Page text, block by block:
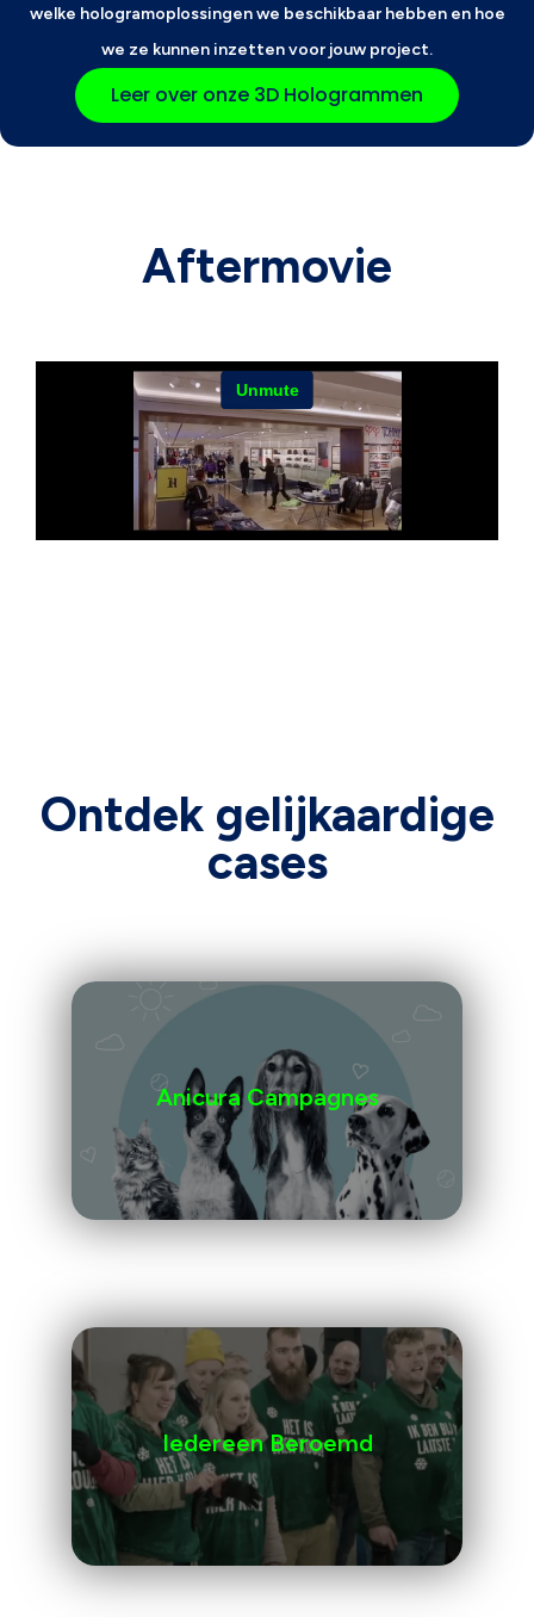
welke hologramoplossingen we beschikbaar hebben en hoe
we ze kunnen inzetten voor jouw project.
Leer over onze 3D Hologrammen
Aftermovie
Ontdek gelijkaardige
cases
Anicura Campagnes
Iedereen Beroemd